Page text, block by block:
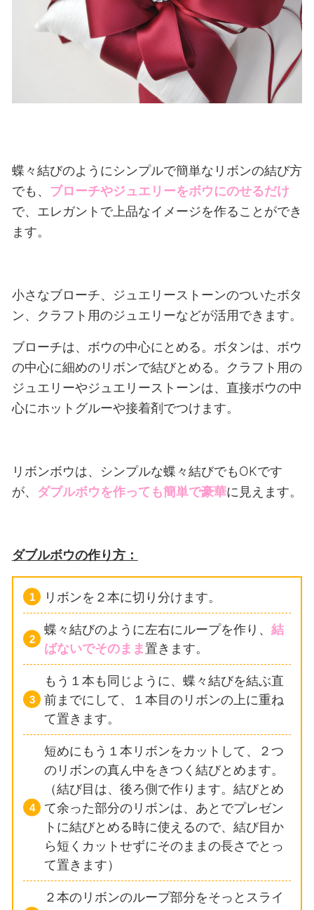
蝶々結びのようにシンプルで簡単なリボンの結び方
でも、 ブローチやジュエリーをボウにのせるだけ
で、エレガントで上品なイメージを作ることができ
ます。
小さなブローチ、ジュエリーストーンのついたボタ
ン、クラフト用のジュエリーなどが活用できます。
ブローチは、ボウの中心にとめる。ボタンは、ボウ
の中心に細めのリボンで結びとめる。クラフト用の
ジュエリーやジュエリーストーンは、直接ボウの中
心にホットグルーや接着剤でつけます。
リボンボウは、シンプルな蝶々結びでもOKです
が、
ダブルボウを作っても簡単で豪華に見えます。
ダブルボウの作り方：
リボンを２本に切り分けます。
蝶々結びのように左右にループを作り、結
ばないでそのまま置きます。
もう１本も同じように、蝶々結びを結ぶ直
前までにして、１本目のリボンの上に重ね
て置きます。
短めにもう１本リボンをカットして、２つ
のリボンの真ん中をきつく結びとめます。
（結び目は、後ろ側で作ります。結びとめ
て余った部分のリボンは、あとでプレゼン
トに結びとめる時に使えるので、結び目か
ら短くカットせずにそのままの長さでとっ
て置きます）
２本のリボンのループ部分をそっとスライ